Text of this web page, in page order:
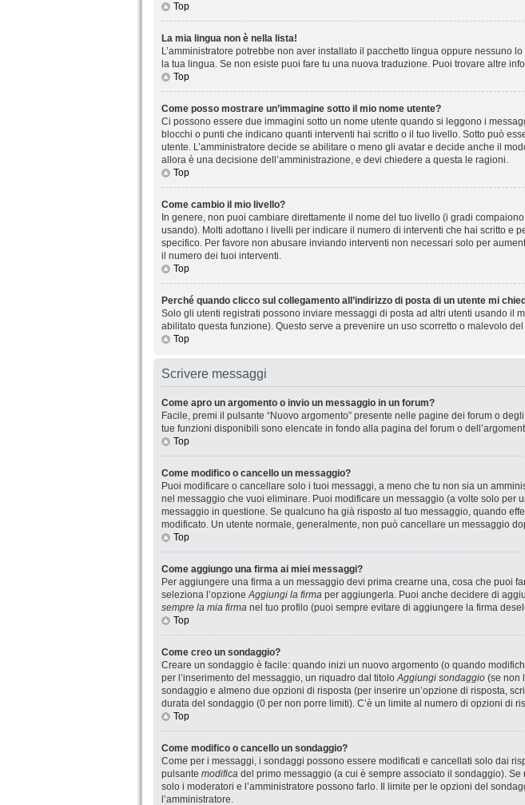
Top
La mia lingua non è nella lista!
L’amministratore potrebbe non aver installato il pacchetto lingua oppure nessuno
la tua lingua. Se non esiste puoi fare tu una nuova traduzione. Puoi trovare altre
Top
Come posso mostrare un’immagine sotto il mio nome utente?
Ci possono essere due immagini sotto un nome utente quando si leggono i
blocchi o punti che indicano quanti interventi hai scritto o il tuo livello. Sotto può
utente. L’amministratore decide se abilitare o meno gli avatar e decide anche il
allora è una decisione dell’amministrazione, e devi chiedere a questa le ragioni.
Top
Come cambio il mio livello?
In genere, non puoi cambiare direttamente il nome del tuo livello (i gradi
usando). Molti adottano i livelli per indicare il numero di interventi che hai scritto e
specifico. Per favore non abusare inviando interventi non necessari solo per
il numero dei tuoi interventi.
Top
Perché quando clicco sul collegamento all’indirizzo di posta di un utente mi
Solo gli utenti registrati possono inviare messaggi di posta ad altri utenti usando il
abilitato questa funzione). Questo serve a prevenire un uso scorretto o malevolo
Top
Scrivere messaggi
Come apro un argomento o invio un messaggio in un forum?
Facile, premi il pulsante “Nuovo argomento” presente nelle pagine dei forum o
tue funzioni disponibili sono elencate in fondo alla pagina del forum o
Top
Come modifico o cancello un messaggio?
Puoi modificare o cancellare solo i tuoi messaggi, a meno che tu non sia un
nel messaggio che vuoi eliminare. Puoi modificare un messaggio (a volte solo
messaggio in questione. Se qualcuno ha già risposto al tuo messaggio, quando
modificato. Un utente normale, generalmente, non può cancellare un messaggio
Top
Come aggiungo una firma ai miei messaggi?
Per aggiungere una firma a un messaggio devi prima crearne una, cosa che puoi
seleziona l’opzioneAggiungi la firma per aggiungerla. Puoi anche decidere di
sempre la mia firma nel tuo profilo (puoi sempre evitare di aggiungere la firma
Top
Come creo un sondaggio?
Creare un sondaggio è facile: quando inizi un nuovo argomento (o quando
per l’inserimento del messaggio, un riquadro dal titoloAggiungi sondaggio (se non
sondaggio e almeno due opzioni di risposta (per inserire un’opzione di risposta,
durata del sondaggio (0 per non porre limiti). C’è un limite al numero di opzioni di
Top
Come modifico o cancello un sondaggio?
Come per i messaggi, i sondaggi possono essere modificati e cancellati solo dai
pulsante modifica del primo messaggio (a cui è sempre associato il sondaggio).
solo i moderatori e l’amministratore possono farlo. Il limite per le opzioni del
l’amministratore.